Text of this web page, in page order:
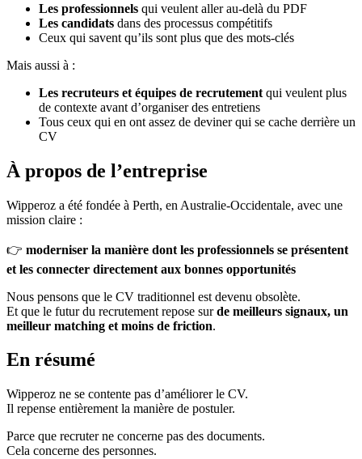
Les professionnels qui veulent aller au-delà du PDF
Les candidats dans des processus compétitifs
Ceux qui savent qu’ils sont plus que des mots-clés
Mais aussi à :
Les recruteurs et équipes de recrutement qui veulent plus
de contexte avant d’organiser des entretiens
Tous ceux qui en ont assez de deviner qui se cache derrière un
CV
À propos de l’entreprise
Wipperoz a été fondée à Perth, en Australie-Occidentale, avec une
mission claire :
👉 moderniser la manière dont les professionnels se présentent
et les connecter directement aux bonnes opportunités
Nous pensons que le CV traditionnel est devenu obsolète.
Et que le futur du recrutement repose surde meilleurs signaux, un
meilleur matching et moins de friction.
En résumé
Wipperoz ne se contente pas d’améliorer le CV.
Il repense entièrement la manière de postuler.
Parce que recruter ne concerne pas des documents.
Cela concerne des personnes.